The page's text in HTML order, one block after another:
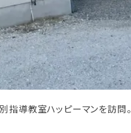
指導教室ハッピーマンを訪問。